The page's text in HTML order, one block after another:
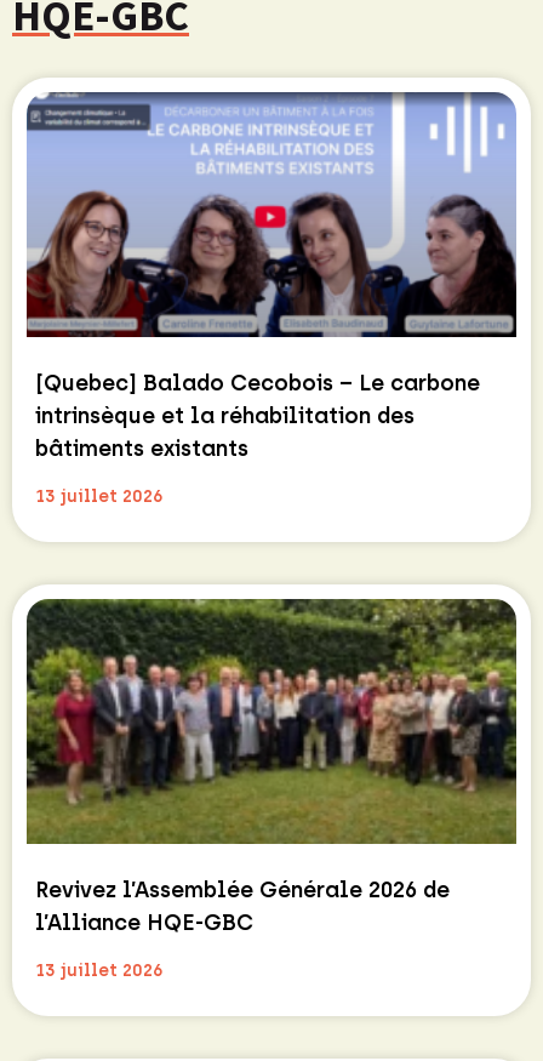
HQE-GBC
[Quebec] Balado Cecobois – Le carbone
intrinsèque et la réhabilitation des
bâtiments existants
13 juillet 2026
Revivez l’Assemblée Générale 2026 de
l’Alliance HQE-GBC
13 juillet 2026